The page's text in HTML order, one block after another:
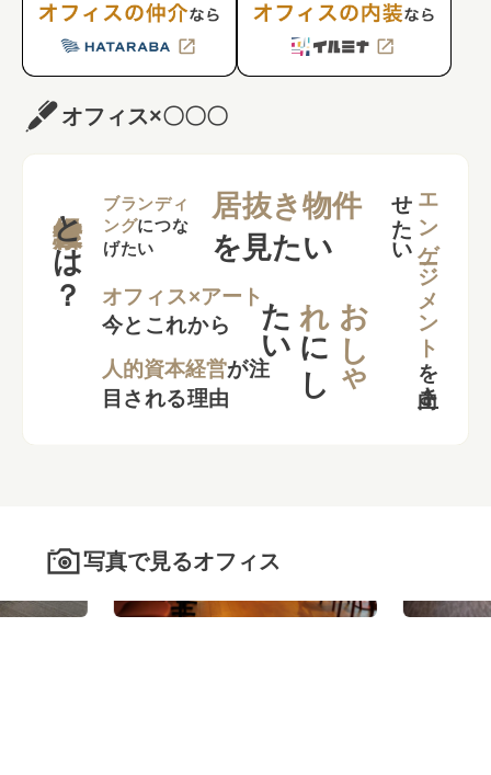
オフィス×〇〇〇
とは？
ブランディ
ングにつな
げたい
居抜き物件
を見たい
オフィス×アート
今とこれから
人的資本経営が注
目される理由
お
し
ゃ
れ
に
し
た
い エンゲージメント
を
向上さ
せ
た
い
写真で見るオフィス